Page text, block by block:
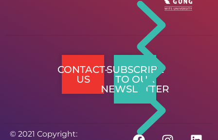
CONTACT-
US
SUBSCRIBE
TO OUR
NEWSLETTER
© 2021 Copyright: